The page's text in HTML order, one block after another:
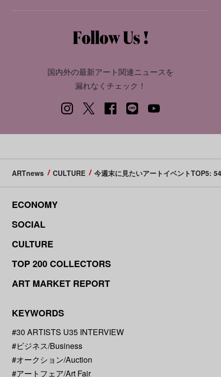
国内外の最新アート関連ニュースを
漏れなくチェック！
ARTnews CULTURE 今週末に見たいアートイベントTOP5:
ECONOMY
SOCIAL
CULTURE
TOP 200 COLLECTORS
ART MARKET REPORT
KEYWORDS
#30 ARTISTS U35 INTERVIEW
#ビジネス/Business
#オークション/Auction
#アートフェア/Art Fair